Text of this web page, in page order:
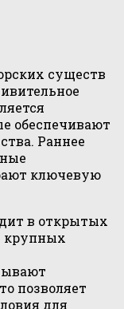
существ
обеспечивают
Раннее
ключевую
в открытых
крупных
позволяет
для